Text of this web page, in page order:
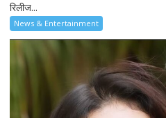
रिलीज...
News & Entertainment